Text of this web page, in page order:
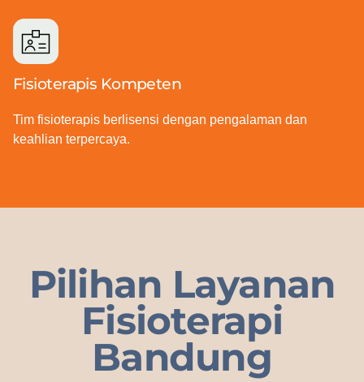
Fisioterapis Kompeten
Tim fisioterapis berlisensi dengan pengalaman dan
keahlian terpercaya.
Pilihan Layanan
Fisioterapi
Bandung